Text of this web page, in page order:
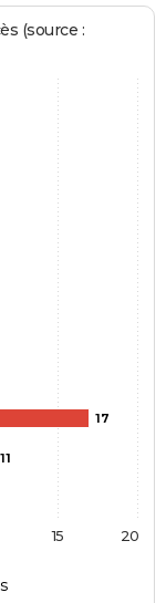
(source :
17
11
15 20